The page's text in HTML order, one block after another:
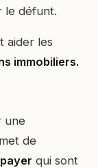
le défunt.
aider les
immobiliers.
une
de
payer qui sont